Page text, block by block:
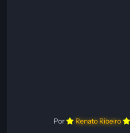
Por Renato Ribeiro